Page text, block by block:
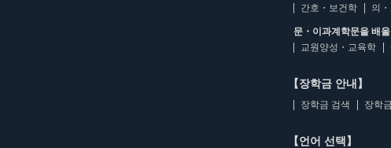
간호・보건학
의
문・이과계학문을 배
교원양성・교육학
【장학금 안내】
장학금 검색 장학
【언어 선택】